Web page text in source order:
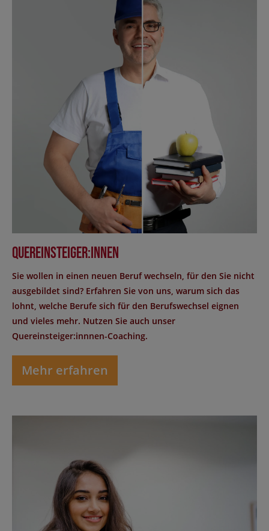
Quereinsteiger:innen
Sie wollen in einen neuen Beruf wechseln, für den Sie nicht
ausgebildet sind? Erfahren Sie von uns, warum sich das
lohnt, welche Berufe sich für den Berufswechsel eignen
und vieles mehr. Nutzen Sie auch unser
Quereinsteiger:innnen-Coaching.
Mehr erfahren